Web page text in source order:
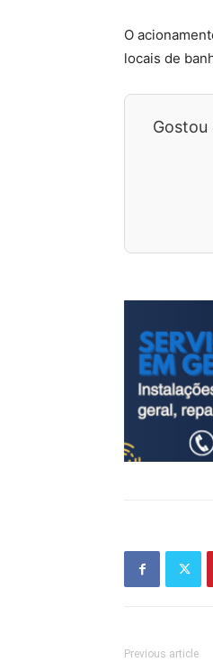
O
locais de
Gostou
Previous article